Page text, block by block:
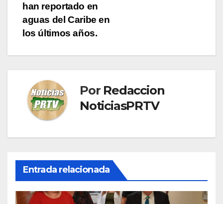
han reportado en
aguas del Caribe en
los últimos años.
Por Redaccion
NoticiasPRTV
Entrada relacionada